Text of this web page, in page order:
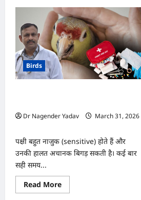
बजरीगर
बार-
बार
पंख
क्यों
फुलाता
है?
जानिए
बीमारी
है
या
Birds
Dr Nagender Yadav
March 31, 2026
पक्षी बहुत नाजुक (sensitive) होते हैं और
उनकी हालत अचानक बिगड़ सकती है। कई बार
सही समय...
Read MoreRead
more